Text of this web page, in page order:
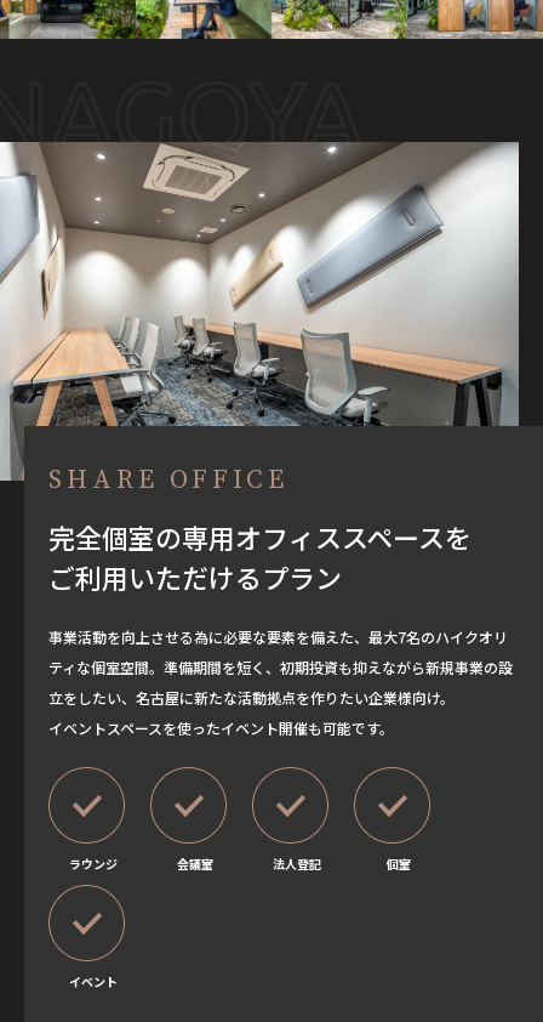
SHARE OFFICE
完全個室の専用オフィススペースを
ご利用いただけるプラン
事業活動を向上させる為に必要な要素を備えた、最大7名のハイクオリ
ティな個室空間。準備期間を短く、初期投資も抑えながら新規事業の設
立をしたい、名古屋に新たな活動拠点を作りたい企業様向け。
イベントスペースを使ったイベント開催も可能です。
ラウンジ 会議室 法人登記 個室
イベント